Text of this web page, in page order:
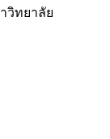
วิทยาลัย